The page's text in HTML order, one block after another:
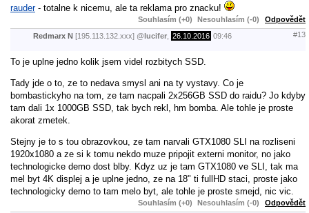
rauder- totalne k nicemu, ale ta reklama pro znacku!
Souhlasím (+0) Nesouhlasím (-0) Odpovědět
Redmarx N [195.113.132.xxx] @lucifer 26.10.2016 09:46 #13
To je uplne jedno kolik jsem videl rozbitych SSD.
Tady jde o to, ze to nedava smysl ani na ty vystavy. Co je
bombastickyho na tom, ze tam nacpali 2x256GB SSD do raidu? Jo kdyby
tam dali 1x 1000GB SSD, tak bych rekl, hm bomba. Ale tohle je proste
akorat zmetek.
Stejny je to s tou obrazovkou, ze tam narvali GTX1080 SLI na rozliseni
1920x1080 a ze si k tomu nekdo muze pripojit externi monitor, no jako
technologicke demo dost blby. Kdyz uz je tam GTX1080 ve SLI, tak ma
mel byt 4K displej a je uplne jedno, ze na 18" ti fullHD staci, proste jako
technologicky demo to tam melo byt, ale tohle je proste smejd, nic vic.
Souhlasím (+0) Nesouhlasím (-0) Odpovědět